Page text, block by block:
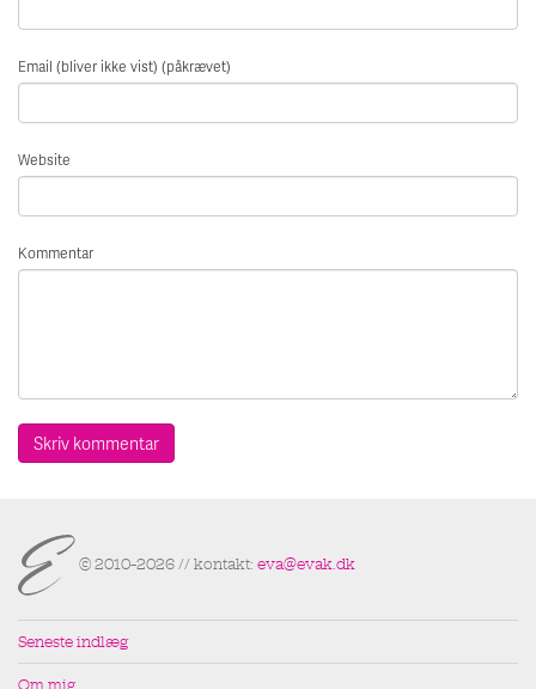
Email (bliver ikke vist) (påkrævet)
Website
Kommentar
© 2010–2026 // kontakt: eva@evak.dk
Seneste indlæg
Om mig